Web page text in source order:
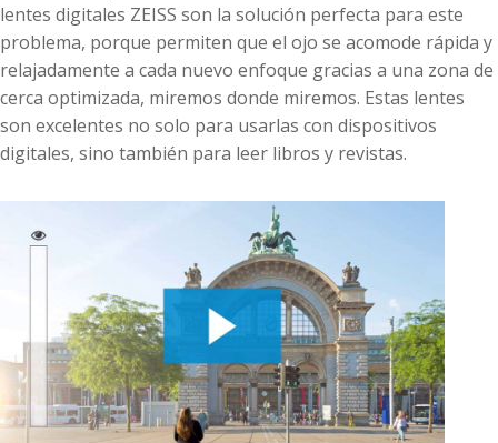
lentes digitales ZEISS son la solución perfecta para este
problema, porque permiten que el ojo se acomode rápida y
relajadamente a cada nuevo enfoque gracias a una zona de
cerca optimizada, miremos donde miremos. Estas lentes
son excelentes no solo para usarlas con dispositivos
digitales, sino también para leer libros y revistas.